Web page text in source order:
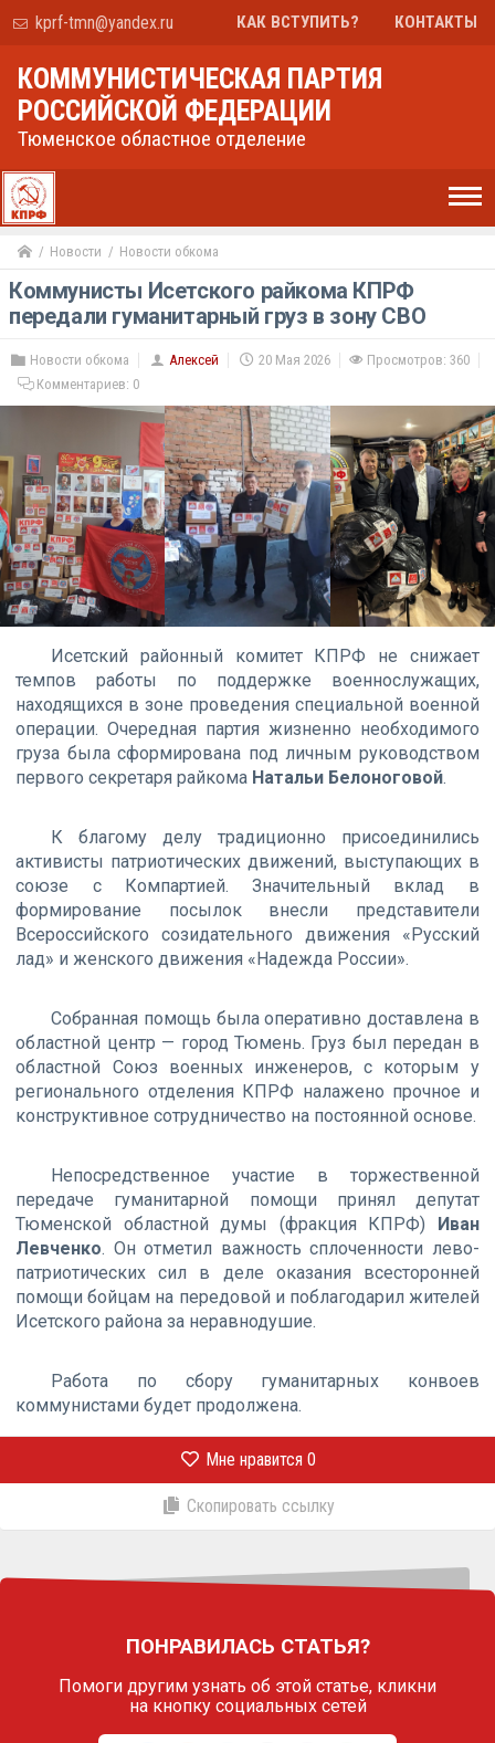
kprf-tmn@yandex.ru КАК ВСТУПИТЬ? КОНТАКТЫ
КОММУНИСТИЧЕСКАЯ ПАРТИЯ
РОССИЙСКОЙ ФЕДЕРАЦИИ
Тюменское областное отделение
Новости Новости обкома
Коммунисты Исетского райкома КПРФ
передали гуманитарный груз в зону СВО
Новости обкома Алексей 20 Мая 2026
Просмотров: 360
Комментариев: 0
Исетский районный комитет КПРФ не снижает
темпов работы по поддержке военнослужащих,
находящихся в зоне проведения специальной военной
операции. Очередная партия жизненно необходимого
груза была сформирована под личным руководством
первого секретаря райкома Натальи Белоноговой.
К благому делу традиционно присоединились
активисты патриотических движений, выступающих в
союзе с Компартией. Значительный вклад в
формирование посылок внесли представители
Всероссийского созидательного движения «Русский
лад» и женского движения «Надежда России».
Собранная помощь была оперативно доставлена в
областной центр — город Тюмень. Груз был передан в
областной Союз военных инженеров, с которым у
регионального отделения КПРФ налажено прочное и
конструктивное сотрудничество на постоянной основе.
Непосредственное участие в торжественной
передаче гуманитарной помощи принял депутат
Тюменской областной думы (фракция КПРФ) Иван
Левченко. Он отметил важность сплоченности лево-
патриотических сил в деле оказания всесторонней
помощи бойцам на передовой и поблагодарил жителей
Исетского района за неравнодушие.
Работа по сбору гуманитарных конвоев
коммунистами будет продолжена.
Мне нравится 0
Скопировать ссылку
ПОНРАВИЛАСЬ СТАТЬЯ?
Помоги другим узнать об этой статье, кликни
на кнопку социальных сетей